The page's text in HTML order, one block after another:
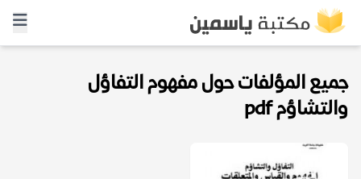
جميع المؤلفات حول مفهوم التفاؤل
والتشاؤم pdf